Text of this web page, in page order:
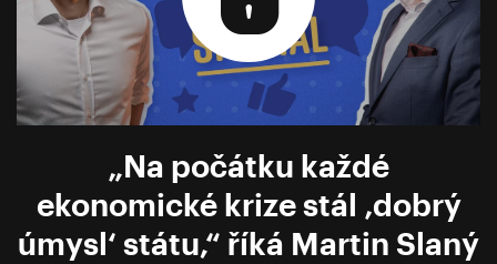
„Na počátku každé
ekonomické krize stál ‚dobrý
úmysl‘ státu,“ říká Martin Slaný